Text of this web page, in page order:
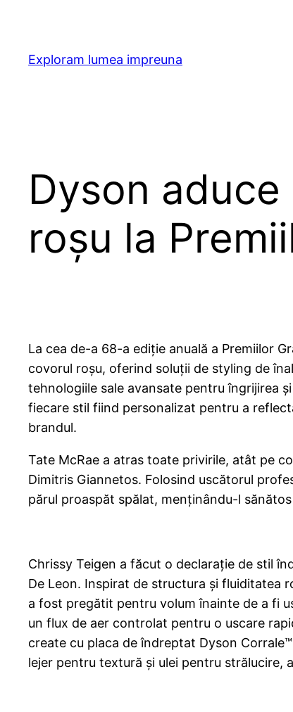
content
Exploram lumea impreuna
Dyson
roșu la
La cea de-a 68-a ediție anuală a Premiilor
covorul roșu, oferind soluții de styling de
tehnologiile sale avansate pentru îngrijirea
fiecare stil fiind personalizat pentru a
brandul.
Tate McRae a atras toate privirile, atât pe
Dimitris Giannetos. Folosind uscătorul
părul proaspăt spălat, menținându-l
Chrissy Teigen a făcut o declarație de stil
De Leon. Inspirat de structura și fluiditatea
a fost pregătit pentru volum înainte de a fi
un flux de aer controlat pentru o uscare
create cu placa de îndreptat Dyson
lejer pentru textură și ulei pentru